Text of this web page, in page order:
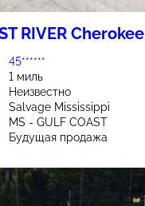
RIVER Cherokee
45******
1 миль
Неизвестно
Salvage Mississippi
MS - GULF COAST
Будущая продажа